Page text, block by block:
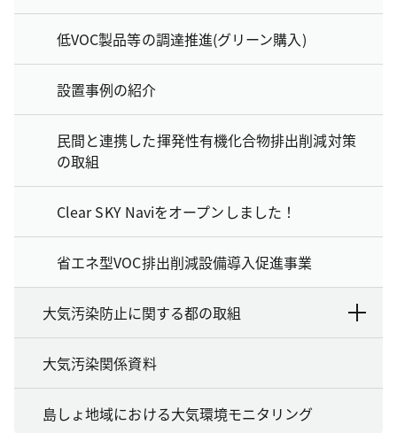
低VOC製品等の調達推進(グリーン購入)
設置事例の紹介
民間と連携した揮発性有機化合物排出削減対策
の取組
Clear SKY Naviをオープンしました！
省エネ型VOC排出削減設備導入促進事業
大気汚染防止に関する都の取組
大気汚染関係資料
島しょ地域における大気環境モニタリング